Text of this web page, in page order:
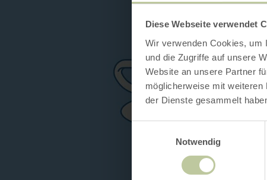
Diese Webseite verwendet
Wir verwenden Cookies, um
und die Zugriffe auf unsere
Website an unsere Partner
möglicherweise mit
der Dienste gesammelt
Notwendig